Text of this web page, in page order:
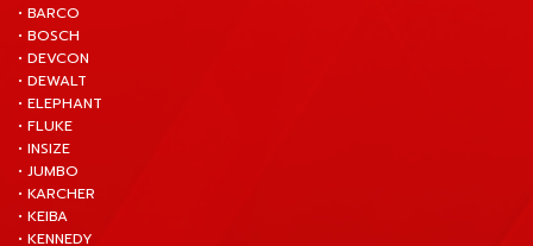
• BARCO
• BOSCH
• DEVCON
• DEWALT
• ELEPHANT
• FLUKE
• INSIZE
• JUMBO
• KARCHER
• KEIBA
• KENNEDY